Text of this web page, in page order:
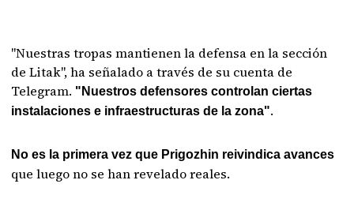
"Nuestras tropas mantienen la defensa en la sección
de Litak", ha señalado a través de su cuenta de
Telegram. "Nuestros defensores controlan ciertas
instalaciones e infraestructuras de la zona".
No es la primera vez que Prigozhin reivindica avances
que luego no se han revelado reales.